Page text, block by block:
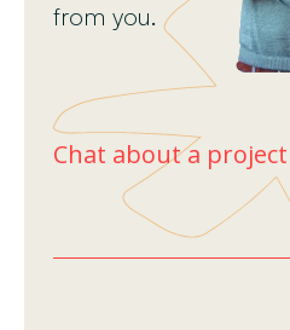
from you.
Chat about a project